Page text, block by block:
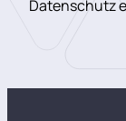
Datenschutz